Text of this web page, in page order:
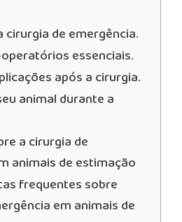
cirurgia de emergência.
essenciais.
após a cirurgia.
animal durante a
a cirurgia de
animais de estimação
frequentes sobre
em animais de